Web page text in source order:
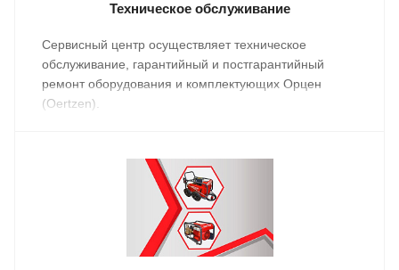
Техническое обслуживание
Сервисный центр осуществляет техническое
обслуживание, гарантийный и постгарантийный
ремонт оборудования и комплектующих Орцен
(Oertzen).